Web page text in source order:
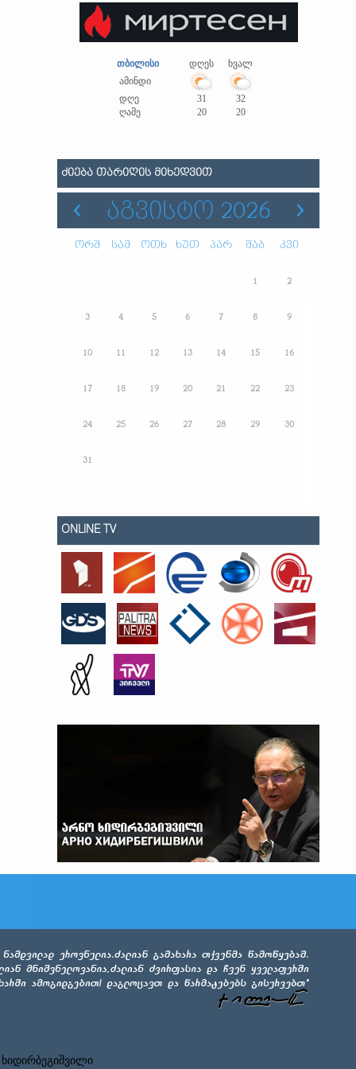
თბილისი დღეს
ხვალ
ამინდი
დღე
31
32
ღამე
20 20
ᲫᲘᲔᲑᲐ ᲗᲐᲠᲘᲦᲘᲡ ᲛᲘᲮᲔᲓᲕᲘᲗ
ᲐᲒᲕᲘᲡᲢᲝ 2026
ორშ სამ ოთხ ხუთ პარ შაბ კვი
1 2
3 4 5 6 7 8 9
10 11 12 13 14 15 16
17 18 19 20 21 22 23
24 25 26 27 28 29 30
31
ONLINE TV